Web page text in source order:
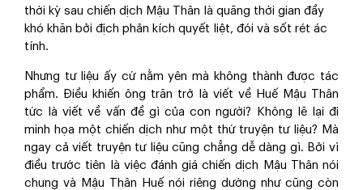
thời kỳ sau chiến dịch Mậu Thân là quãng thời gian đầy
khó khăn bởi địch phản kích quyết liệt, đói và sốt rét ác
tính.
Nhưng tư liệu ấy cứ nằm yên mà không thành được tác
phẩm. Điều khiến ông trăn trở là viết về Huế Mậu Thân
tức là viết về vấn đề gì của con người? Không lẽ lại đi
minh họa một chiến dịch như một thứ truyện tư liệu? Mà
ngay cả viết truyện tư liệu cũng chẳng dễ dàng gì. Bởi vì
điều trước tiên là việc đánh giá chiến dịch Mậu Thân nói
chung và Mậu Thân Huế nói riêng dường như cũng còn